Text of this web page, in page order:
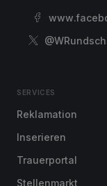
SERVICES
Reklamation
Inserieren
Trauerportal
Stellenmarkt